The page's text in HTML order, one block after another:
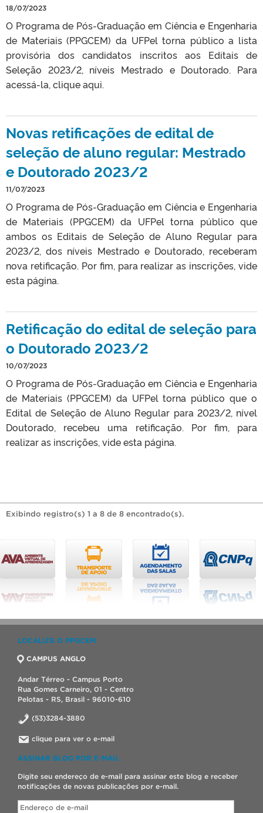
18/07/2023
O Programa de Pós-Graduação em Ciência e Engenharia
de Materiais (PPGCEM) da UFPel torna público a lista
provisória dos candidatos inscritos aos Editais de
Seleção 2023/2, níveis Mestrado e Doutorado. Para
acessá-la, clique aqui.
Novas retificações de edital de
seleção de aluno regular: Mestrado
e Doutorado 2023/2
11/07/2023
O Programa de Pós-Graduação em Ciência e Engenharia
de Materiais (PPGCEM) da UFPel torna público que
ambos os Editais de Seleção de Aluno Regular para
2023/2, dos níveis Mestrado e Doutorado, receberam
nova retificação. Por fim, para realizar as inscrições, vide
esta página.
Retificação do edital de seleção para
o Doutorado 2023/2
10/07/2023
O Programa de Pós-Graduação em Ciência e Engenharia
de Materiais (PPGCEM) da UFPel torna público que o
Edital de Seleção de Aluno Regular para 2023/2, nível
Doutorado, recebeu uma retificação. Por fim, para
realizar as inscrições, vide esta página.
Exibindo registro(s) 1 a 8 de 8 encontrado(s).
LOCALIZE O PPGCEM
CAMPUS ANGLO
Andar Térreo - Campus Porto
Rua Gomes Carneiro, 01 - Centro
Pelotas - RS, Brasil - 96010-610
(53)3284-3880
clique para ver o e-mail
ASSINAR BLOG POR E-MAIL
Digite seu endereço de e-mail para assinar este blog e receber
notificações de novas publicações por e-mail.
Endereço